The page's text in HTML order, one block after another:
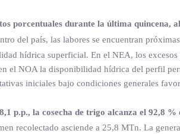
porcentuales durante la última quincena,
del país, las labores se encuentran
hídrica superficial. En el NEA, los
el NOA la disponibilidad hídrica del perfil
iniciales bajo condiciones generales
p.p., la cosecha de trigo alcanza el 92,8
recolectado asciende a 25,8 MTn. La